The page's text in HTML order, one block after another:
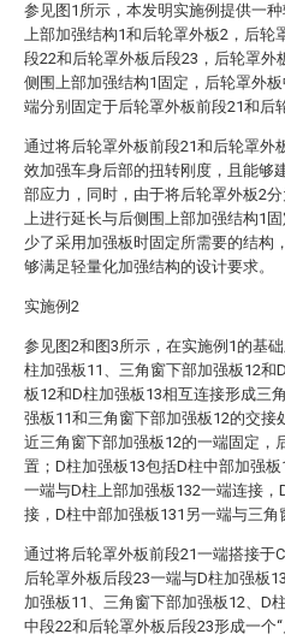
参见图1所示，本发明实施例提供一
上部加强结构1和后轮罩外板2，后轮
段22和后轮罩外板后段23，后轮罩
侧围上部加强结构1固定，后轮罩外
端分别固定于后轮罩外板前段21和后
通过将后轮罩外板前段21和后轮罩外
效加强车身后部的扭转刚度，且能够
部应力，同时，由于将后轮罩外板2
上进行延长与后侧围上部加强结构1
少了采用加强板时固定所需要的结构
够满足轻量化加强结构的设计要求。
实施例2
参见图2和图3所示，在实施例1的基
柱加强板11、三角窗下部加强板12和
板12和D柱加强板13相互连接形成三
强板11和三角窗下部加强板12的交
近三角窗下部加强板12的一端固定，
置；D柱加强板13包括D柱中部加强
一端与D柱上部加强板132一端连接
接，D柱中部加强板131另一端与三角
通过将后轮罩外板前段21一端搭接于
后轮罩外板后段23一端与D柱加强板
加强板11、三角窗下部加强板12、D
中段22和后轮罩外板后段23形成一个